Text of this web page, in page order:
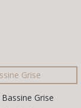
Grise